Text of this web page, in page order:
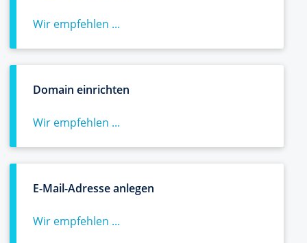
Wir empfehlen ...
Domain einrichten
Wir empfehlen ...
E-Mail-Adresse anlegen
Wir empfehlen ...